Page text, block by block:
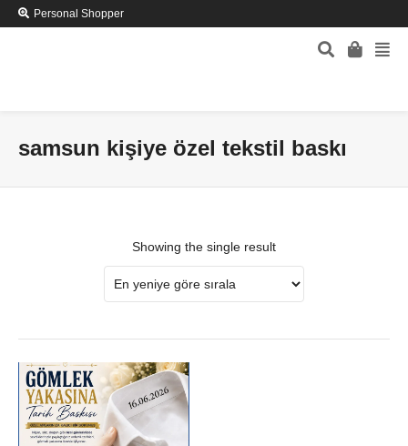
Personal Shopper
samsun kişiye özel tekstil baskı
Showing the single result